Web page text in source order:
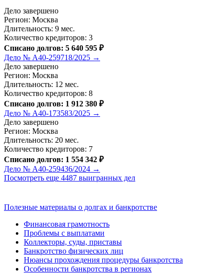
Дело завершено
Регион: Москва
Длительность: 9 мес.
Количество кредиторов: 3
Списано долгов: 5 640 595 ₽
Дело № А40-259718/2025 →
Дело завершено
Регион: Москва
Длительность: 12 мес.
Количество кредиторов: 8
Списано долгов: 1 912 380 ₽
Дело № А40-173583/2025 →
Дело завершено
Регион: Москва
Длительность: 20 мес.
Количество кредиторов: 7
Списано долгов: 1 554 342 ₽
Дело № А40-259436/2024 →
Посмотреть еще 4487 выигранных дел
Полезные материалы о долгах и банкротстве
Финансовая грамотность
Проблемы с выплатами
Коллекторы, суды, приставы
Банкротство физических лиц
Нюансы прохождения процедуры банкротства
Особенности банкротства в регионах